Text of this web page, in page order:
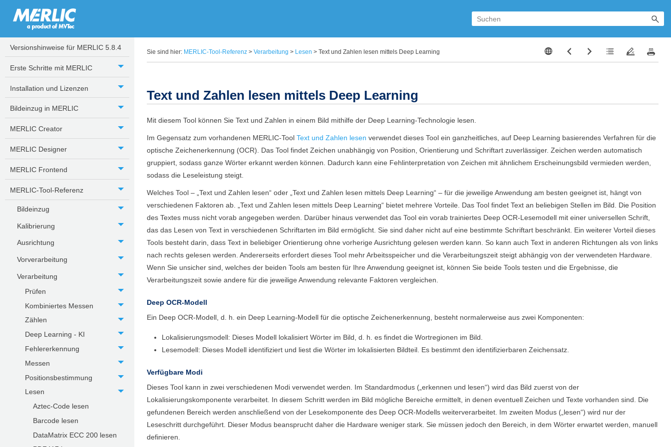
Neue Funktionen in MERLIC 5.8
Versionshinweise für MERLIC 5.8.4
Erste Schritte mit MERLIC
Installation und Lizenzen
Bildeinzug in MERLIC
MERLIC Creator
MERLIC Designer
MERLIC Frontend
MERLIC-Tool-Referenz
Bildeinzug
Kalibrierung
Ausrichtung
Vorverarbeitung
Verarbeitung
Prüfen
Kombiniertes Messen
Zählen
Deep Learning - KI
Fehlererkennung
Messen
Positionsbestimmung
Lesen
Aztec-Code lesen
Barcode lesen
DataMatrix ECC 200 lesen
Sie sind hier: MERLIC-Tool-Referenz> Verarbeitung > Lesen > Text und Zahlen lesen mittels Deep Learning
Text und Zahlen lesen mittels Deep Learning
Mit diesem Tool können Sie Text und Zahlen in einem Bild mithilfe der Deep Learning-Technologie lesen.
Im Gegensatz zum vorhandenen MERLIC-Tool Text und Zahlen lesen verwendet dieses Tool ein ganzheitliches, auf Deep Learning basierendes Verfahren für die
optische Zeichenerkennung (OCR). Das Tool findet Zeichen unabhängig von Position, Orientierung und Schriftart zuverlässiger. Zeichen werden automatisch
gruppiert, sodass ganze Wörter erkannt werden können. Dadurch kann eine Fehlinterpretation von Zeichen mit ähnlichem Erscheinungsbild vermieden werden,
sodass die Leseleistung steigt.
Welches Tool – „ Text und Zahlen lesen“ oder „ Text und Zahlen lesen mittels Deep Learning“ – für die jeweilige Anwendung am besten geeignet ist, hängt von
verschiedenen Faktoren ab. „ Text und Zahlen lesen mittels Deep Learning“ bietet mehrere Vorteile. Das Tool findet Text an beliebigen Stellen im Bild. Die Position
des Textes muss nicht vorab angegeben werden. Darüber hinaus verwendet das Tool ein vorab trainiertes Deep OCR-Lesemodell mit einer universellen Schrift,
das das Lesen von Text in verschiedenen Schriftarten im Bild ermöglicht. Sie sind daher nicht auf eine bestimmte Schriftart beschränkt. Ein weiterer Vorteil dieses
Tools besteht darin, dass Text in beliebiger Orientierung ohne vorherige Ausrichtung gelesen werden kann. So kann auch Text in anderen Richtungen als von links
nach rechts gelesen werden. Andererseits erfordert dieses Tool mehr Arbeitsspeicher und die Verarbeitungszeit steigt abhängig von der verwendeten Hardware.
Wenn Sie unsicher sind, welches der beiden Tools am besten für Ihre Anwendung geeignet ist, können Sie beide Tools testen und die Ergebnisse, die
Verarbeitungszeit sowie andere für die jeweilige Anwendung relevante Faktoren vergleichen.
Deep OCR-Modell
Ein Deep OCR-Modell, d. h. ein Deep Learning-Modell für die optische Zeichenerkennung, besteht normalerweise aus zwei Komponenten:
Lokalisierungsmodell: Dieses Modell lokalisiert Wörter im Bild, d. h. es findet die Wortregionen im Bild.
Lesemodell: Dieses Modell identifiziert und liest die Wörter im lokalisierten Bildteil. Es bestimmt den identifizierbaren Zeichensatz.
Verfügbare Modi
Dieses Tool kann in zwei verschiedenen Modi verwendet werden. Im Standardmodus („ erkennen und lesen“) wird das Bild zuerst von der
Lokalisierungskomponente verarbeitet. In diesem Schritt werden im Bild mögliche Bereiche ermittelt, in denen eventuell Zeichen und Texte vorhanden sind. Die
gefundenen Bereich werden anschließend von der Lesekomponente des Deep OCR-Modells weiterverarbeitet. Im zweiten Modus („ lesen“) wird nur der
Leseschritt durchgeführt. Dieser Modus beansprucht daher die Hardware weniger stark. Sie müssen jedoch den Bereich, in dem Wörter erwartet werden, manuell
definieren.